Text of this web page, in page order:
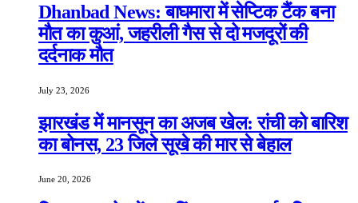
Dhanbad News: बाघमारा में सेप्टिक टैंक बना
मौत का कुआं, जहरीली गैस से दो मजदूरों की
दर्दनाक मौत
July 23, 2026
झारखंड में मानसून का अजब खेल: रांची को बारिश
का बोनस, 23 जिले सूखे की मार से बेहाल
June 20, 2026